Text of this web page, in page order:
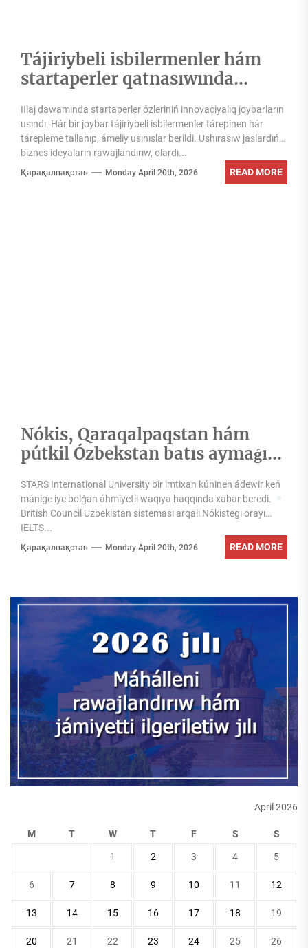
Tájiriybeli isbilermenler hám
startaperler qatnasıwında
IIlaj dawamında startaperler ózleriniń innovaciyalıq joybarların
usındı. Hár bir joybar tájiriybeli isbilermenler tárepinen hár
tárepleme tallanıp, ámeliy usınıslar berildi. Ushırasıw jaslardıń
biznes ideyaların rawajlandırıw, olardı...
Қарақалпақстан Monday April 20th, 2026 READ MORE
Nókis, Qaraqalpaqstan hám
pútkil Ózbekstan batıs aymaǵı
STARS International University bir imtixan kúninen ádewir keń
mánige iye bolǵan áhmiyetli waqıya haqqında xabar beredi.
British Council Uzbekistan sisteması arqalı Nókistegi orayı
IELTS...
Қарақалпақстан Monday April 20th, 2026 READ MORE
April 2026
M T W T F S S
1 2 3 4 5
6 7 8 9 10 11 12
13 14 15 16 17 18 19
20 21 22 23 24 25 26